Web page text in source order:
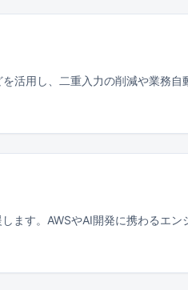
活用し、二重入力の削減や業務
す。AWSやAI開発に携わるエ